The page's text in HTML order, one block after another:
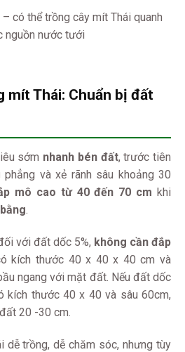
có thể trồng cây mít Thái quanh
nguồn nước tưới
mít Thái: Chuẩn bị đất
sớm nhanh bén đất, trước tiên
và xẻ rãnh sâu khoảng 30
mô cao từ 40 đến 70 cmkhi
.
với đất dốc 5%, không cần đắp
kích thước 40 x 40 x 40 cm và
ngang với mặt đất. Nếu đất dốc
kích thước 40 x 40 và sâu 60cm,
20 -30 cm.
dễ trồng, dễ chăm sóc, nhưng tùy